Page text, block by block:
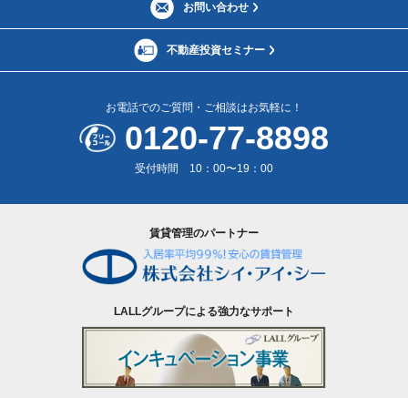
お問い合わせ
不動産投資セミナー
お電話でのご質問・ご相談はお気軽に！
0120-77-8898
受付時間 10：00〜19：00
賃貸管理のパートナー
LALLグループによる強力なサポート